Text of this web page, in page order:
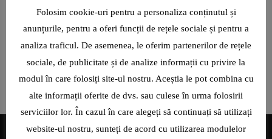
„SUNT O TIMIDĂ PE CARE VIAȚA ȘI PROFESIA AU ÎNVĂȚAT-O ȘI
AU FORȚAT-O SĂ DEVINĂ CURAJOASĂ!”
Folosim cookie-uri pentru a personaliza conținutul și
anunțurile, pentru a oferi funcții de rețele sociale și pentru a
analiza traficul. De asemenea, le oferim partenerilor de rețele
sociale, de publicitate și de analize informații cu privire la
modul în care folosiți site-ul nostru. Aceștia le pot combina cu
alte informații oferite de dvs. sau culese în urma folosirii
serviciilor lor. În cazul în care alegeți să continuați să utilizați
website-ul nostru, sunteți de acord cu utilizarea modulelor